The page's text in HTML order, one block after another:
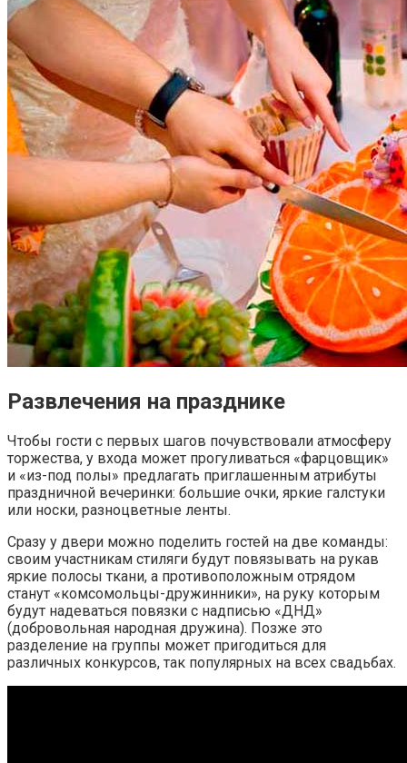
Развлечения на празднике
Чтобы гости с первых шагов почувствовали атмосферу
торжества, у входа может прогуливаться «фарцовщик»
и «из-под полы» предлагать приглашенным атрибуты
праздничной вечеринки: большие очки, яркие галстуки
или носки, разноцветные ленты.
Сразу у двери можно поделить гостей на две команды:
своим участникам стиляги будут повязывать на рукав
яркие полосы ткани, а противоположным отрядом
станут «комсомольцы-дружинники», на руку которым
будут надеваться повязки с надписью «ДНД»
(добровольная народная дружина). Позже это
разделение на группы может пригодиться для
различных конкурсов, так популярных на всех свадьбах.